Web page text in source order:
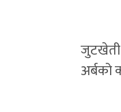
जुटखेती